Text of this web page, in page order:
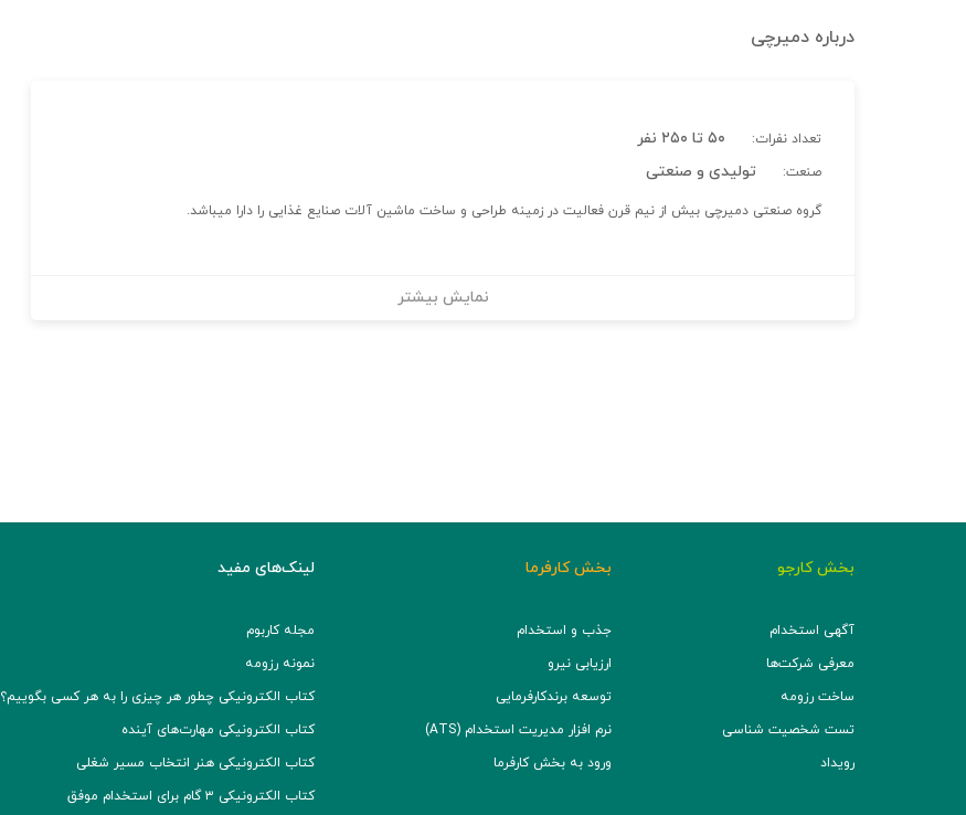
درباره دمیرچی
تعداد نفرات: ۵۰ تا ۲۵۰ نفر
صنعت: تولیدی و صنعتی
گروه صنعتی دمیرچی بیش از نیم قرن فعالیت در زمینه طراحی و ساخت ماشین آلات صنایع غذایی را دارا میباشد.
نمایش بیشتر
بخش کارجو
آگهی استخدام
معرفی شرکت‌ها
ساخت رزومه
تست شخصیت شناسی
رویداد
بخش کارفرما
جذب و استخدام
ارزیابی نیرو
توسعه برند‌کارفرمایی
نرم افزار مدیریت استخدام (ATS)
ورود به بخش کارفرما
لینک‌های مفید
مجله کاربوم
نمونه رزومه
کتاب الکترونیکی چطور هر چیزی را به هر کسی بگوییم؟
کتاب الکترونیکی مهارت‌های آینده
کتاب الکترونیکی هنر انتخاب مسیر شغلی
کتاب الکترونیکی ۳ گام برای استخدام موفق